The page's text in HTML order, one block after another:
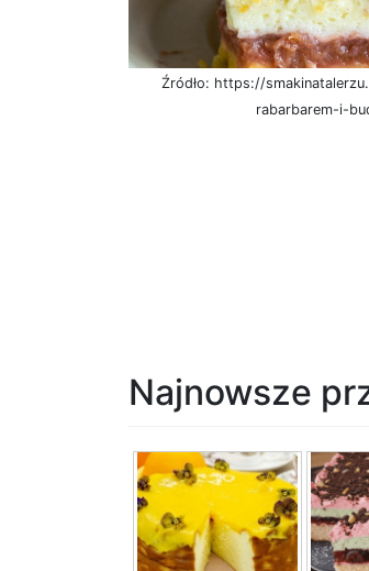
Źródło: https://
rabarbarem-i-
Najnowsze